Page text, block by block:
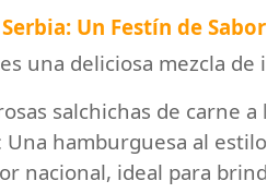
Un Festín de
una deliciosa mezcla de
salchichas de carne a
Una hamburguesa al estilo
nacional, ideal para